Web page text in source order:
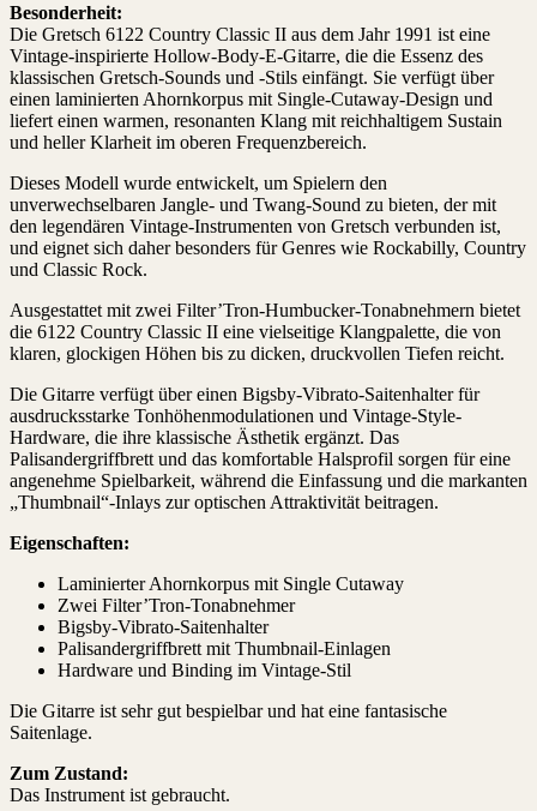
Besonderheit:
Die Gretsch 6122 Country Classic II aus dem Jahr 1991 ist eine
Vintage-inspirierte Hollow-Body-E-Gitarre, die die Essenz des
klassischen Gretsch-Sounds und -Stils einfängt. Sie verfügt über
einen laminierten Ahornkorpus mit Single-Cutaway-Design und
liefert einen warmen, resonanten Klang mit reichhaltigem Sustain
und heller Klarheit im oberen Frequenzbereich.
Dieses Modell wurde entwickelt, um Spielern den
unverwechselbaren Jangle- und Twang-Sound zu bieten, der mit
den legendären Vintage-Instrumenten von Gretsch verbunden ist,
und eignet sich daher besonders für Genres wie Rockabilly, Country
und Classic Rock.
Ausgestattet mit zwei Filter’Tron-Humbucker-Tonabnehmern bietet
die 6122 Country Classic II eine vielseitige Klangpalette, die von
klaren, glockigen Höhen bis zu dicken, druckvollen Tiefen reicht.
Die Gitarre verfügt über einen Bigsby-Vibrato-Saitenhalter für
ausdrucksstarke Tonhöhenmodulationen und Vintage-Style-
Hardware, die ihre klassische Ästhetik ergänzt. Das
Palisandergriffbrett und das komfortable Halsprofil sorgen für eine
angenehme Spielbarkeit, während die Einfassung und die markanten
„Thumbnail“-Inlays zur optischen Attraktivität beitragen.
Eigenschaften:
Laminierter Ahornkorpus mit Single Cutaway
Zwei Filter’Tron-Tonabnehmer
Bigsby-Vibrato-Saitenhalter
Palisandergriffbrett mit Thumbnail-Einlagen
Hardware und Binding im Vintage-Stil
Die Gitarre ist sehr gut bespielbar und hat eine fantasische
Saitenlage.
Zum Zustand:
Das Instrument ist gebraucht.